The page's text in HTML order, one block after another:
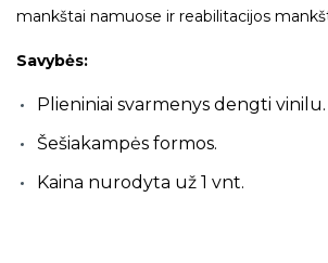
mankštai namuose ir reabilitacijos
Savybės:
Plieniniai svarmenys dengti vinilu.
Šešiakampės formos.
Kaina nurodyta už 1 vnt.